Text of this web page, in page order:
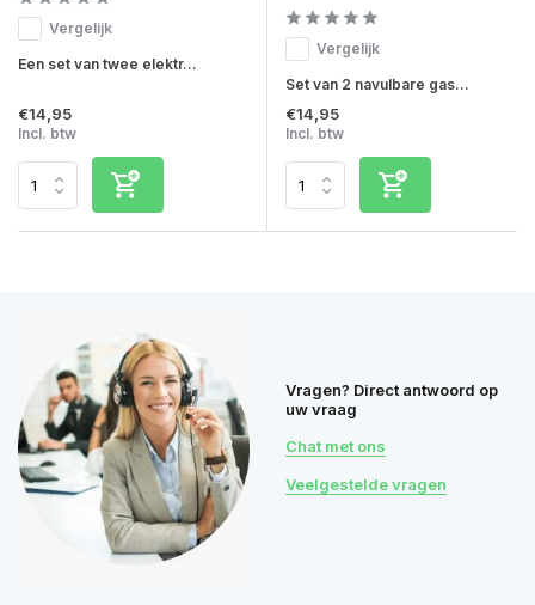
Vergelijk
Een set van twee elektr...
€14,95
Incl. btw
Vergelijk
Set van 2 navulbare gas...
€14,95
Incl. btw
Vragen? Direct antwoord op
uw vraag
Chat met ons
Veelgestelde vragen